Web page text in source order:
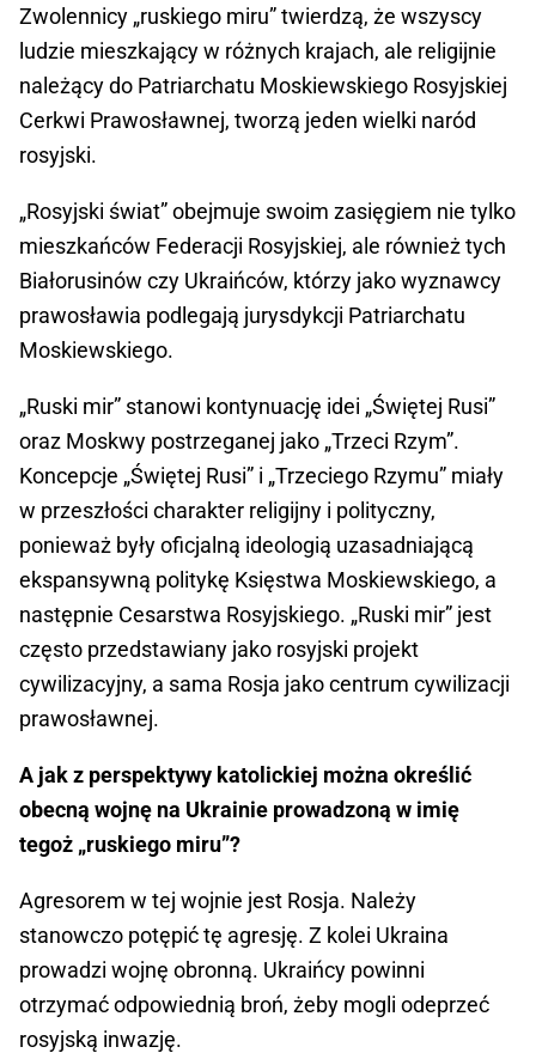
Zwolennicy „ruskiego miru” twierdzą, że wszyscy
ludzie mieszkający w różnych krajach, ale religijnie
należący do Patriarchatu Moskiewskiego Rosyjskiej
Cerkwi Prawosławnej, tworzą jeden wielki naród
rosyjski.
„Rosyjski świat” obejmuje swoim zasięgiem nie tylko
mieszkańców Federacji Rosyjskiej, ale również tych
Białorusinów czy Ukraińców, którzy jako wyznawcy
prawosławia podlegają jurysdykcji Patriarchatu
Moskiewskiego.
„Ruski mir” stanowi kontynuację idei „Świętej Rusi”
oraz Moskwy postrzeganej jako „Trzeci Rzym”.
Koncepcje „Świętej Rusi” i „Trzeciego Rzymu” miały
w przeszłości charakter religijny i polityczny,
ponieważ były oficjalną ideologią uzasadniającą
ekspansywną politykę Księstwa Moskiewskiego, a
następnie Cesarstwa Rosyjskiego. „Ruski mir” jest
często przedstawiany jako rosyjski projekt
cywilizacyjny, a sama Rosja jako centrum cywilizacji
prawosławnej.
A jak z perspektywy katolickiej można określić
obecną wojnę na Ukrainie prowadzoną w imię
tegoż „ruskiego miru”?
Agresorem w tej wojnie jest Rosja. Należy
stanowczo potępić tę agresję. Z kolei Ukraina
prowadzi wojnę obronną. Ukraińcy powinni
otrzymać odpowiednią broń, żeby mogli odeprzeć
rosyjską inwazję.